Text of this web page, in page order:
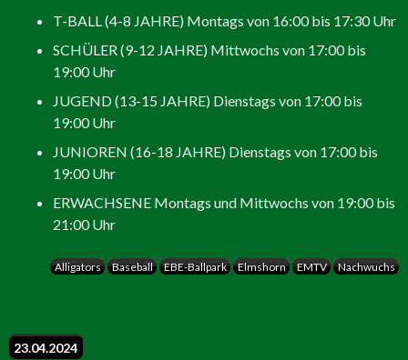
T-BALL (4-8 JAHRE) Montags von 16:00 bis 17:30 Uhr
SCHÜLER (9-12 JAHRE) Mittwochs von 17:00 bis
19:00 Uhr
JUGEND (13-15 JAHRE) Dienstags von 17:00 bis
19:00 Uhr
JUNIOREN (16-18 JAHRE) Dienstags von 17:00 bis
19:00 Uhr
ERWACHSENE Montags und Mittwochs von 19:00 bis
21:00 Uhr
Alligators Baseball EBE-Ballpark Elmshorn EMTV Nachwuchs
23.04.2024